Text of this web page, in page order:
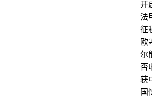
开
法
征
欧
尔
否
获
国